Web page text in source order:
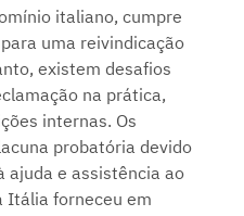
italiano, cumpre
uma reivindicação
existem desafios
na prática,
internas. Os
probatória devido
ajuda e assistência ao
Itália forneceu em